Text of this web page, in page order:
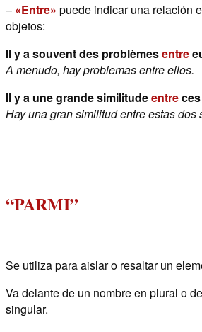
– «Entre» puede indicar una relación
objetos:
Il y a souvent des problèmesentre
A menudo, hay problemas entre ellos.
Il y a une grande similitudeentre
Hay una gran similitud entre estas dos
“PARMI”
Se utiliza para aislar o resaltar un
Va delante de un nombre en plural o
singular.